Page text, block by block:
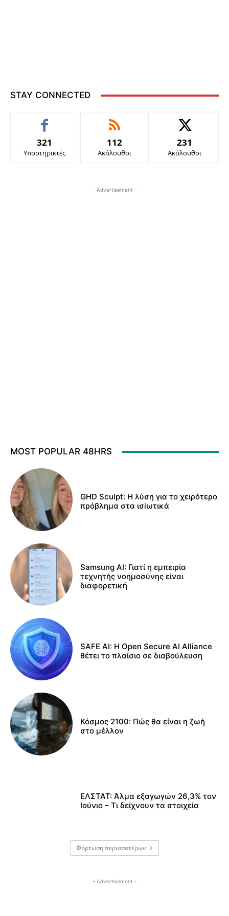
STAY CONNECTED
321
Υποστηρικτές
112
Ακόλουθοι
231
Ακόλουθοι
- Advertisement -
MOST POPULAR 48HRS
GHD Sculpt: Η λύση για το χειρότερο
πρόβλημα στα ισiωτικά
Samsung AI: Γιατί η εμπειρία
τεχνητής νοημοσύνης είναι
διαφορετική
SAFE AI: Η Open Secure AI Alliance
θέτει το πλαίσιο σε διαβούλευση
Κόσμος 2100: Πώς θα είναι η ζωή
στο μέλλον
ΕΛΣΤΑΤ: Άλμα εξαγωγών 26,3% τον
Ιούνιο – Τι δείχνουν τα στοιχεία
Φόρτωση περισσοτέρων
- Advertisement -